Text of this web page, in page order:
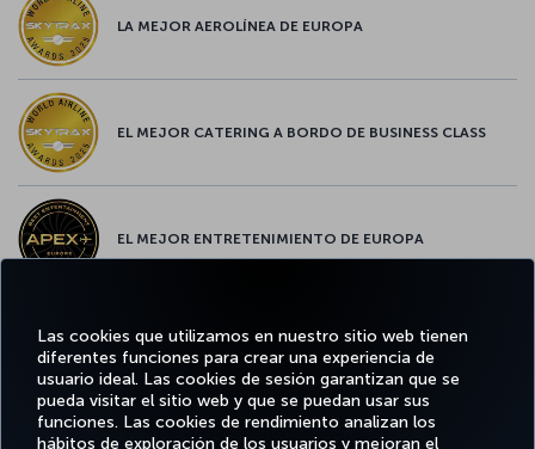
Las cookies que utilizamos en nuestro sitio web tienen
diferentes funciones para crear una experiencia de
usuario ideal. Las cookies de sesión garantizan que se
pueda visitar el sitio web y que se puedan usar sus
funciones. Las cookies de rendimiento analizan los
hábitos de exploración de los usuarios y mejoran el
LA MEJOR AEROLÍNEA DE EUROPA
EL MEJOR CATERING A BORDO DE BUSINESS CLASS
EL MEJOR ENTRETENIMIENTO DE EUROPA
EL MEJOR WIFI DE EUROPA